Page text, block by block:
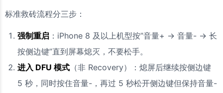
标准救砖流程分三步：
强制重启 ：iPhone 8 及以上机型按”音量+ → 音量- → 长
按侧边键”直到屏幕熄灭，不要松手。
进入 DFU 模式 （非 Recovery）：熄屏后继续按侧边键
5 秒，同时按住音量-，再过 5 秒松开侧边键但保持音量-